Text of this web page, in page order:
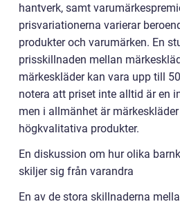
hantverk, samt
prisvariationerna varierar
produkter och varumärken. En
prisskillnaden mellan
märkeskläder kan vara upp till
notera att priset inte alltid är en
men i allmänhet är
högkvalitativa produkter.
En diskussion om hur olika
skiljer sig från varandra
En av de stora skillnaderna